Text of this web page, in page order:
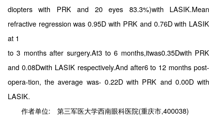
diopters with PRK and 20 eyes 83.3%)with LASIK.Mean
refractive regression was 0.95D with PRK and 0.76D with LASIK
at 1
to 3 months after surgery.At3 to 6 months,itwas0.35Dwith PRK
and 0.08Dwith LASIK respectively.And after6 to 12 months post-
opera-tion, the average was- 0.22D with PRK and 0.00D with
LASIK.
作者单位: 第三军医大学西南眼科医院(重庆市,400038)